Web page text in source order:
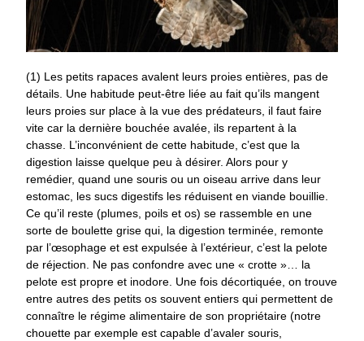
(1) Les petits rapaces avalent leurs proies entières, pas de
détails. Une habitude peut-être liée au fait qu’ils mangent
leurs proies sur place à la vue des prédateurs, il faut faire
vite car la dernière bouchée avalée, ils repartent à la
chasse. L’inconvénient de cette habitude, c’est que la
digestion laisse quelque peu à désirer. Alors pour y
remédier, quand une souris ou un oiseau arrive dans leur
estomac, les sucs digestifs les réduisent en viande bouillie.
Ce qu’il reste (plumes, poils et os) se rassemble en une
sorte de boulette grise qui, la digestion terminée, remonte
par l’œsophage et est expulsée à l’extérieur, c’est la pelote
de réjection. Ne pas confondre avec une « crotte »… la
pelote est propre et inodore. Une fois décortiquée, on trouve
entre autres des petits os souvent entiers qui permettent de
connaître le régime alimentaire de son propriétaire (notre
chouette par exemple est capable d’avaler souris,